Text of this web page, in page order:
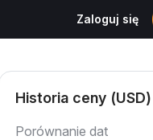
Zaloguj się
Historia ceny (USD)
Porównanie dat